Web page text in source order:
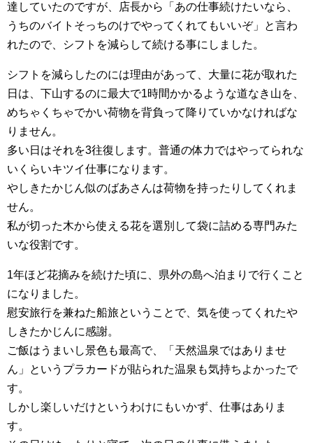
達していたのですが、店長から「あの仕事続けたいなら、
うちのバイトそっちのけでやってくれてもいいぞ」と言わ
れたので、シフトを減らして続ける事にしました。
シフトを減らしたのには理由があって、大量に花が取れた
日は、下山するのに最大で1時間かかるような道なき山を、
めちゃくちゃでかい荷物を背負って降りていかなければな
りません。
多い日はそれを3往復します。普通の体力ではやってられな
いくらいキツイ仕事になります。
やしきたかじん似のばあさんは荷物を持ったりしてくれま
せん。
私が切った木から使える花を選別して袋に詰める専門みた
いな役割です。
1年ほど花摘みを続けた頃に、県外の島へ泊まりで行くこと
になりました。
慰安旅行を兼ねた船旅ということで、気を使ってくれたや
しきたかじんに感謝。
ご飯はうまいし景色も最高で、「天然温泉ではありませ
ん」というプラカードが貼られた温泉も気持ちよかったで
す。
しかし楽しいだけというわけにもいかず、仕事はありま
す。